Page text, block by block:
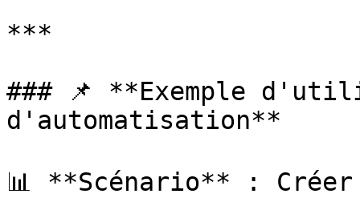
***
### 📌 **Exemple
d'automatisation**
📊 **Scénario** :